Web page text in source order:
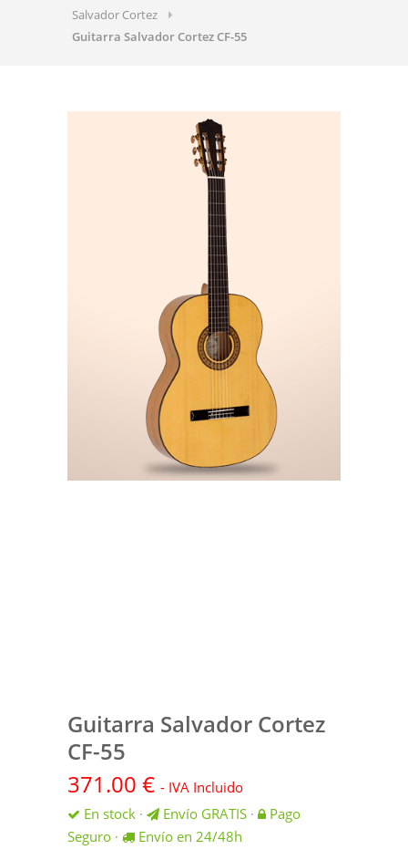
Salvador Cortez
Guitarra Salvador Cortez CF-55
Guitarra Salvador Cortez
CF-55
371.00 € - IVA Incluido
En stock · Envío GRATIS ·
Pago
Seguro · Envío en 24/48h